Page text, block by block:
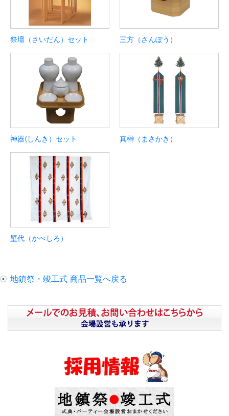
祭壇（さいだん）セット 三方（さんぽう）
神器(しんき）セット 真榊（まさかき）
壁代（かべしろ）
地鎮祭・竣工式 商品一覧へ戻る